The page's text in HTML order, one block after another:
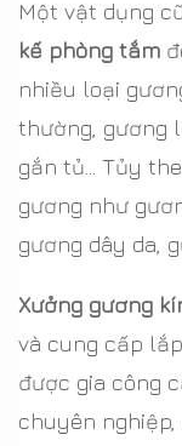
Một vật dụng
kế phòng tắm
nhiều loại
thường, gương
gắn tủ... Tủy
gương như
gương dây da,
Xưởng gương
và cung cấp
được gia công
chuyên